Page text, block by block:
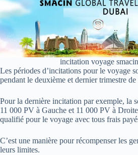
incitation voyage smacin
Les périodes d’incitations pour le voyage
pendant le deuxième et dernier trimestre de
Pour la dernière incitation par exemple, la
11 000 PV à Gauche et 11 000 PV à
qualifié pour le voyage avec tous frais
C’est une manière pour récompenser les
leurs limites.